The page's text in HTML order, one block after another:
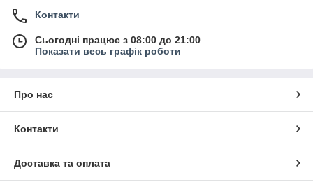
Контакти
Сьогодні працює з 08:00 до 21:00
Показати весь графік роботи
Про нас
Контакти
Доставка та оплата